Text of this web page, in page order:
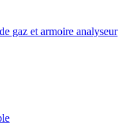
gaz et armoire analyseur